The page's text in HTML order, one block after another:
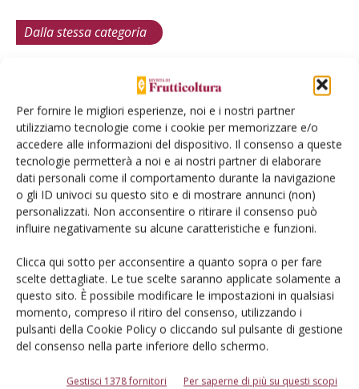
Per fornire le migliori esperienze, noi e i nostri partner
utilizziamo tecnologie come i cookie per memorizzare e/o
accedere alle informazioni del dispositivo. Il consenso a queste
tecnologie permetterà a noi e ai nostri partner di elaborare
dati personali come il comportamento durante la navigazione
o gli ID univoci su questo sito e di mostrare annunci (non)
personalizzati. Non acconsentire o ritirare il consenso può
influire negativamente su alcune caratteristiche e funzioni.
Clicca qui sotto per acconsentire a quanto sopra o per fare
scelte dettagliate. Le tue scelte saranno applicate solamente a
questo sito. È possibile modificare le impostazioni in qualsiasi
momento, compreso il ritiro del consenso, utilizzando i
pulsanti della Cookie Policy o cliccando sul pulsante di gestione
del consenso nella parte inferiore dello schermo.
Gestisci 1378 fornitori Per saperne di più su questi scopi
Dalla stessa categoria
Mal dello stacco del nocciolo:
si cercano nuove soluzioni di
difesa
Microrganismi, modelli predittivi e primer genetici per diagnosi
precoci sono le principali linee di ricerca. L’approccio dei ricercatori
dell’Università di Torino combina una pluralità di strategie per
fornire nuove armi di difesa contro una problematica divenuta
DiDavide Gallesio
DIFESA 17 Giugno 2026
Antracnosi del noce: prima di
tutto l’agronomia